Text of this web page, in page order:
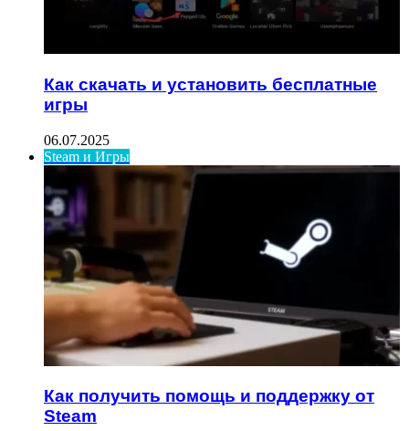
Как скачать и установить бесплатные
игры
06.07.2025
Steam и Игры
Как получить помощь и поддержку от
Steam